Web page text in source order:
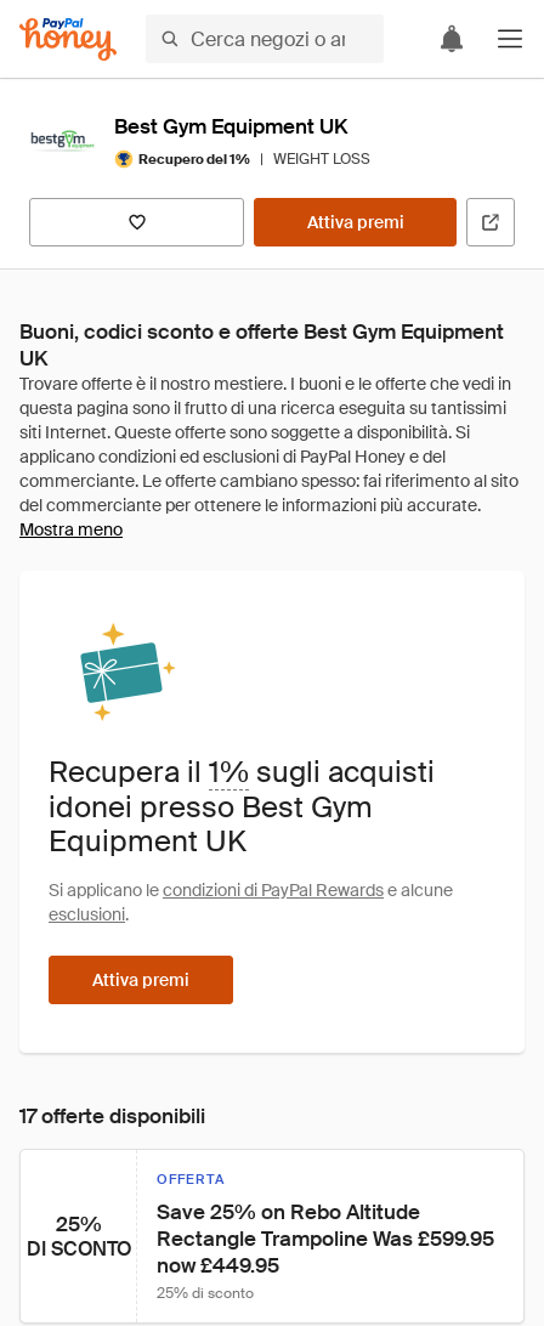
Best Gym Equipment UK
Recupero del 1% | WEIGHT LOSS
Attiva premi
Buoni, codici sconto e offerte Best Gym Equipment
UK
Mostra meno
Recupera il 1% sugli acquisti
idonei presso Best Gym
Equipment UK
Si applicano lecondizioni di PayPal Rewardse alcune
esclusioni.
Attiva premi
17 offerte disponibili
25%
DI SCONTO
OFFERTA
Save 25% on Rebo Altitude
Rectangle Trampoline Was £599.95
now £449.95
25% di sconto